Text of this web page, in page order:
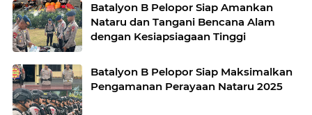
Batalyon B Pelopor Siap Amankan
Nataru dan Tangani Bencana Alam
dengan Kesiapsiagaan Tinggi
Batalyon B Pelopor Siap Maksimalkan
Pengamanan Perayaan Nataru 2025